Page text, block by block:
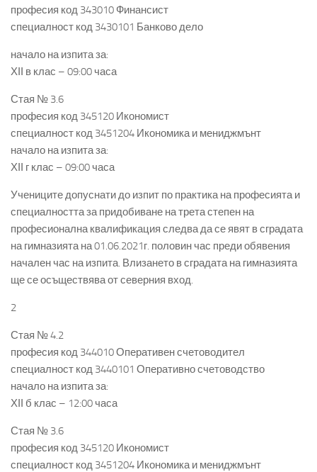
професия код 343010 Финансист
специалност код 3430101 Банково дело
начало на изпита за:
ХІІ в клас – 09:00 часа
Стая № 3.6
професия код 345120 Икономист
специалност код 3451204 Икономика и мениджмънт
начало на изпита за:
ХІІ г клас – 09:00 часа
Учениците допуснати до изпит по практика на професията и
специалността за придобиване на трета степен на
професионална квалификация следва да се явят в сградата
на гимназията на 01.06.2021г. половин час преди обявения
начален час на изпита. Влизането в сградата на гимназията
ще се осъществява от северния вход.
2
Стая № 4.2
професия код 344010 Оперативен счетоводител
специалност код 3440101 Оперативно счетоводство
начало на изпита за:
ХІІ б клас – 12:00 часа
Стая № 3.6
професия код 345120 Икономист
специалност код 3451204 Икономика и мениджмънт